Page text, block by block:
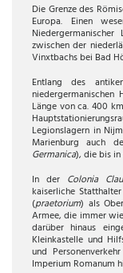
Die Grenze des
Europa. Einen
zwischen der
Vinxtbachs bei Bad
Entlang des
niedergermanischen
Länge von ca. 400
Legionslagern in
Marienburg auch
Germanica), die bis
In der Colonia
kaiserliche
(praetorium) als
Armee, die immer
darüber hinaus
Kleinkastelle und
und
Imperium Romanum